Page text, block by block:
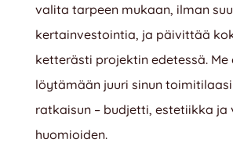
valita tarpeen mukaan, ilman
kertainvestointia, ja päivittää
ketterästi projektin edetessä.
löytämään juuri sinun
ratkaisun – budjetti, estetiikka ja
huomioiden.